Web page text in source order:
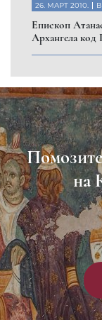
26. МАРТ 2010.
Eпископ
Архангела код
на